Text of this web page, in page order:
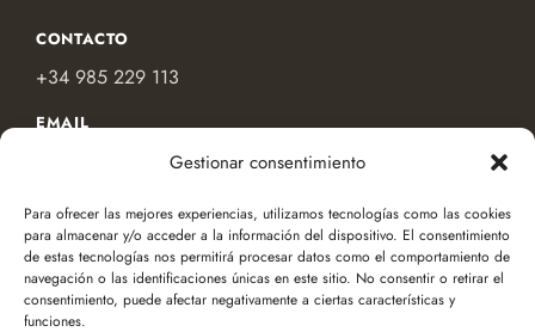
Gestionar consentimiento
Para ofrecer las mejores experiencias, utilizamos tecnologías como las cookies
para almacenar y/o acceder a la información del dispositivo. El consentimiento
de estas tecnologías nos permitirá procesar datos como el comportamiento de
navegación o las identificaciones únicas en este sitio. No consentir o retirar el
consentimiento, puede afectar negativamente a ciertas características y
funciones.
CONTACTO
+34 985 229 113
EMAIL
contacto@compasso.es
LEGAL
Aviso legal
Política de privacidad